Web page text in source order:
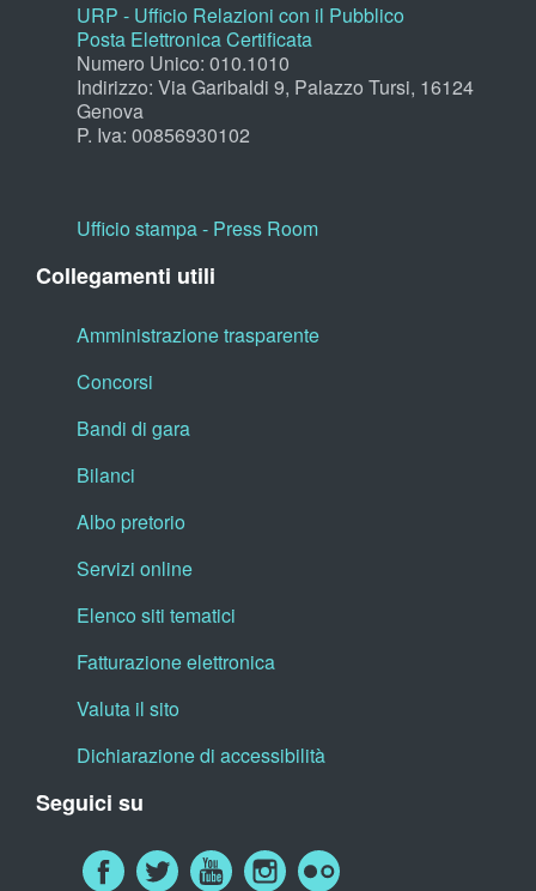
URP - Ufficio Relazioni con il Pubblico
Posta Elettronica Certificata
Numero Unico: 010.1010
Indirizzo: Via Garibaldi 9, Palazzo Tursi, 16124
Genova
P. Iva: 00856930102
Ufficio stampa - Press Room
Collegamenti utili
Amministrazione trasparente
Concorsi
Bandi di gara
Bilanci
Albo pretorio
Servizi online
Elenco siti tematici
Fatturazione elettronica
Valuta il sito
Dichiarazione di accessibilità
Seguici su